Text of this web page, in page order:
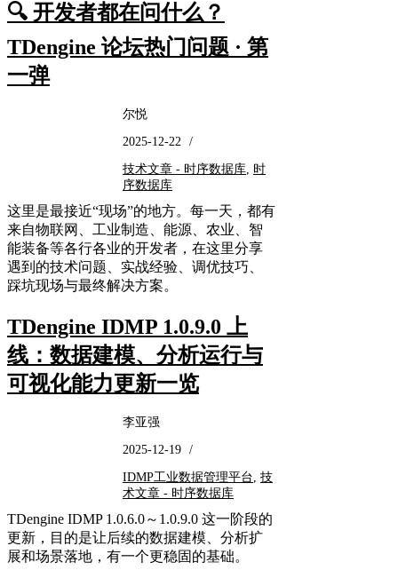
🔍 开发者都在问什么？
TDengine 论坛热门问题 · 第
一弹
尔悦
2025-12-22 /
技术文章 - 时序数据库 时
序数据库
这里是最接近“现场”的地方。每一天，都有
来自物联网、工业制造、能源、农业、智
能装备等各行各业的开发者，在这里分享
遇到的技术问题、实战经验、调优技巧、
踩坑现场与最终解决方案。
TDengine IDMP 1.0.9.0 上
线：数据建模、分析运行与
可视化能力更新一览
李亚强
2025-12-19 /
IDMP工业数据管理平台, 技
术文章 - 时序数据库
TDengine IDMP 1.0.6.0～1.0.9.0 这一阶段的
更新，目的是让后续的数据建模、分析扩
展和场景落地，有一个更稳固的基础。